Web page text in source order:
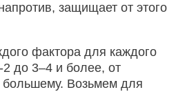
защищает от этого
фактора для каждого
2 до 3–4 и более, от
большему. Возьмем для